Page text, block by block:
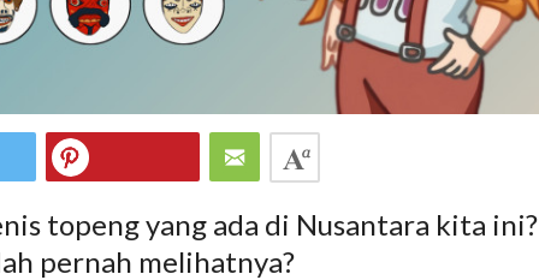
topeng yang ada di Nusantara kita ini?
pernah melihatnya?